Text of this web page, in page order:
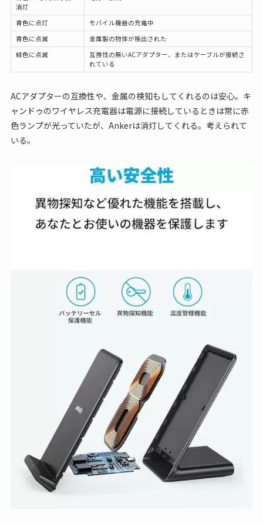
消灯
青色に点灯
モバイル機器の充電中
青色に点滅
金属製の物体が検出された
緑色に点滅
互換性の無いACアダプター、またはケーブルが接続さ
れている
ACアダプターの互換性や、金属の検知もしてくれるのは安心。キ
ャンドゥのワイヤレス充電器は電源に接続しているときは常に赤
色ランプが光っていたが、Ankerは消灯してくれる。考えられて
いる。